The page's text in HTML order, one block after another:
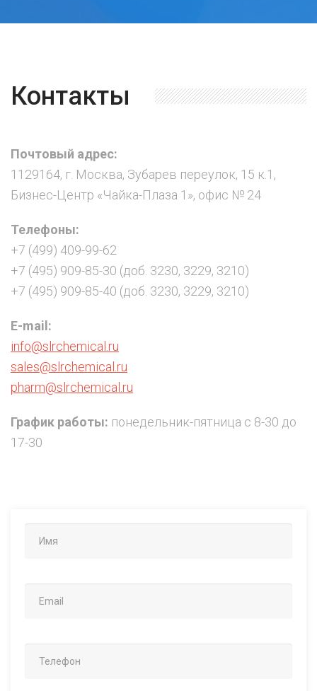
Контакты
Почтовый адрес:
1129164, г. Москва, Зубарев переулок, 15 к.1,
Бизнес-Центр «Чайка-Плаза 1», офис № 24
Телефоны:
+7 (499) 409-99-62
+7 (495) 909-85-30 (доб. 3230, 3229, 3210)
+7 (495) 909-85-40 (доб. 3230, 3229, 3210)
E-mail:
info@slrchemical.ru
sales@slrchemical.ru
pharm@slrchemical.ru
График работы: понедельник-пятница с 8-30 до
17-30